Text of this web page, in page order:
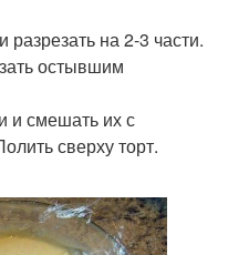
разрезать на 2-3 части.
остывшим
и смешать их с
сверху торт.